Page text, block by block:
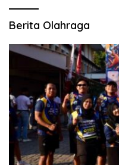
Berita Olahraga